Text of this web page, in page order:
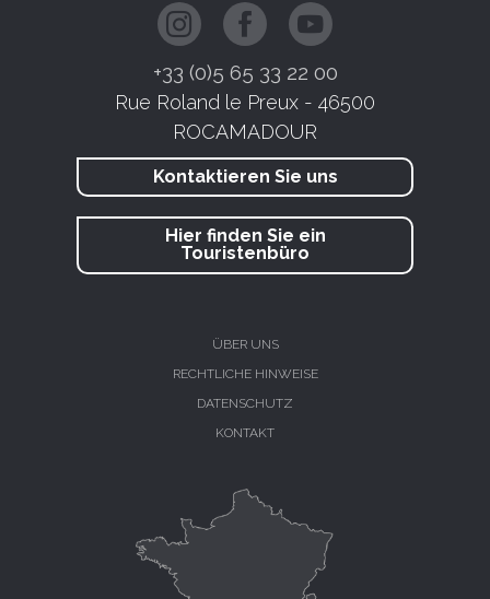
+33 (0)5 65 33 22 00
Rue Roland le Preux - 46500
ROCAMADOUR
Kontaktieren Sie uns
Hier finden Sie ein
Touristenbüro
ÜBER UNS
RECHTLICHE HINWEISE
DATENSCHUTZ
KONTAKT